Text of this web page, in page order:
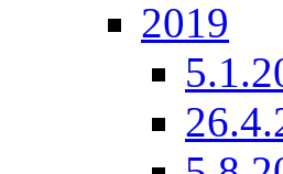
2019